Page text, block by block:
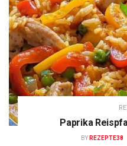
Paprika
BY REZEPTE38